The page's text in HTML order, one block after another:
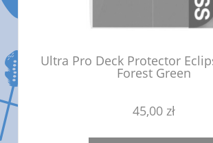
Ultra Pro Deck Protector
Forest Green
45,00 zł